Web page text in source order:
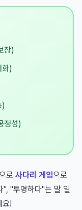
장)
화)
)
정성)
로 사다리 게임으로
", "투명하다"는 말 일
요!